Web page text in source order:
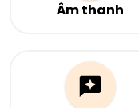
Âm thanh